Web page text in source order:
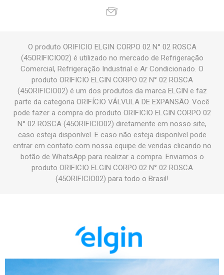
O produto ORIFICIO ELGIN CORPO 02 N° 02 ROSCA
(45ORIFICIO02) é utilizado no mercado de Refrigeração
Comercial, Refrigeração Industrial e Ar Condicionado. O
produto ORIFICIO ELGIN CORPO 02 N° 02 ROSCA
(45ORIFICIO02) é um dos produtos da marca ELGIN e faz
parte da categoria ORIFÍCIO VÁLVULA DE EXPANSÃO. Você
pode fazer a compra do produto ORIFICIO ELGIN CORPO 02
N° 02 ROSCA (45ORIFICIO02) diretamente em nosso site,
caso esteja disponível. E caso não esteja disponível pode
entrar em contato com nossa equipe de vendas clicando no
botão de WhatsApp para realizar a compra. Enviamos o
produto ORIFICIO ELGIN CORPO 02 N° 02 ROSCA
(45ORIFICIO02) para todo o Brasil!